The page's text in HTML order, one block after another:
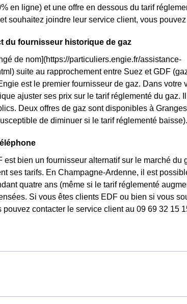
en ligne) et une offre en dessous du tarif
souhaitez joindre leur service client, vous
du fournisseur historique de gaz
de nom](https://particuliers.engie.fr/assistance-
suite au rapprochement entre Suez et GDF
est le premier fournisseur de gaz. Dans votre
ajuster ses prix sur le tarif réglementé du gaz.
Deux offres de gaz sont disponibles à
de diminuer si le tarif réglementé baisse).
bien un fournisseur alternatif sur le marché du
ses tarifs. En Champagne-Ardenne, il est
quatre ans (même si le tarif réglementé
Si vous êtes clients EDF ou bien si vous
contacter le service client au 09 69 32 15